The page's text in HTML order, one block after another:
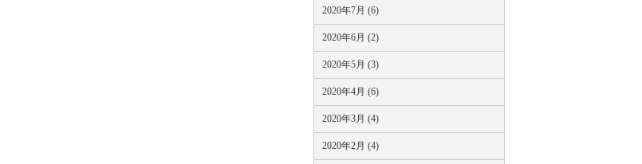
2020年7月 (6)
2020年6月 (2)
2020年5月 (3)
2020年4月 (6)
2020年3月 (4)
2020年2月 (4)